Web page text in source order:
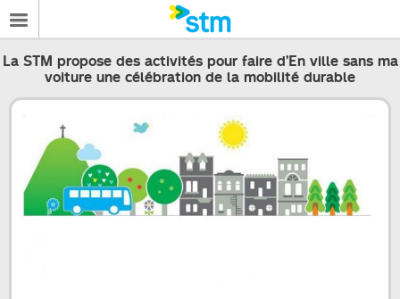
La STM propose des activités pour faire d’En ville sans ma
voiture une célébration de la mobilité durable